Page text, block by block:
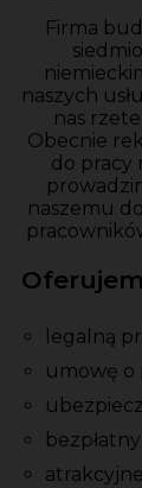
Firma
naszych
nas
Obecnie
do pracy
naszemu
legalną
umowę o